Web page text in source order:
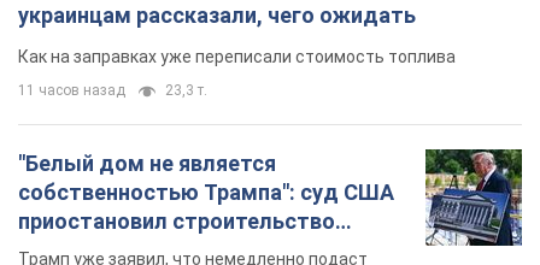
украинцам рассказали, чего ожидать
Как на заправках уже переписали стоимость топлива
11 часов назад 23,3 т.
"Белый дом не является
собственностью Трампа": суд США
приостановил строительство
бального зала стоимостью 400 млн
Трамп уже заявил, что немедленно подаст